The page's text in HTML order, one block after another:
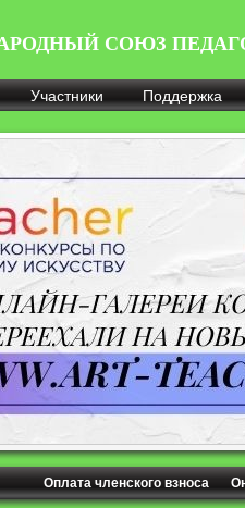
СОЮЗ
Участники Поддержка
Оплата членского взноса